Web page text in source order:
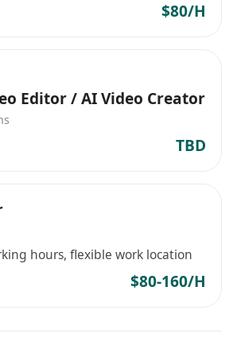
$80/H
Editor / AI Video Creator
TBD
hours, flexible work location
$80-160/H